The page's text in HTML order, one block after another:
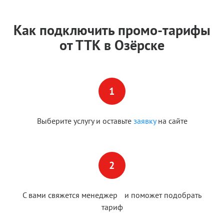
Как подключить промо-тарифы
от ТТК в Озёрске
Выберите услугу и оставьте заявкуна сайте
С вами свяжется менеджер и поможет подобрать
тариф